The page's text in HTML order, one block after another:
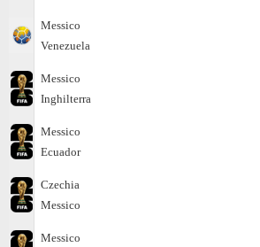
Messico
Venezuela
Messico
Inghilterra
Messico
Ecuador
Czechia
Messico
Messico